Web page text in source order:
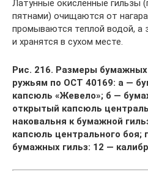
Латунные окисленные гильзы
пятнами) очищаются от
промываются теплой водой, а
и хранятся в сухом месте.
Рис. 216. Размеры
ружьям по ОСТ 40169: а —
капсюль «Жевело»; б —
открытый капсюль
наковальня к бумажной
капсюль центрального
бумажных гильз: 12 —